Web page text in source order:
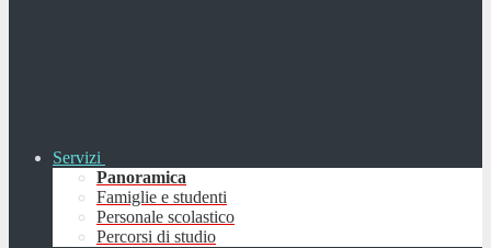
Servizi
Panoramica
Famiglie e studenti
Personale scolastico
Percorsi di studio